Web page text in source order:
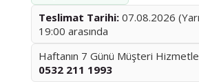
Teslimat Tarihi: 07.08.2026
19:00 arasında
Haftanın 7 Günü Müşteri
0532 211 1993